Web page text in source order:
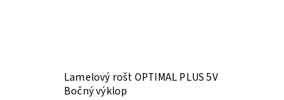
Lamelový rošt OPTIMAL PLUS 5V
Bočný výklop